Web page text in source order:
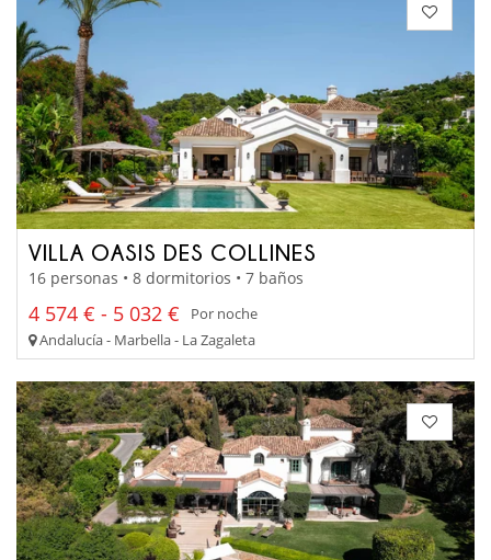
VILLA OASIS DES COLLINES
16 personas • 8 dormitorios • 7 baños
4 574 € - 5 032 €
Por noche
Andalucía - Marbella - La Zagaleta